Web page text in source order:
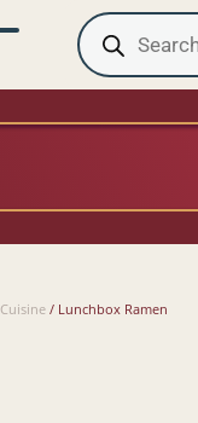
Recherche
de
produits
Cuisine / Lunchbox Ramen